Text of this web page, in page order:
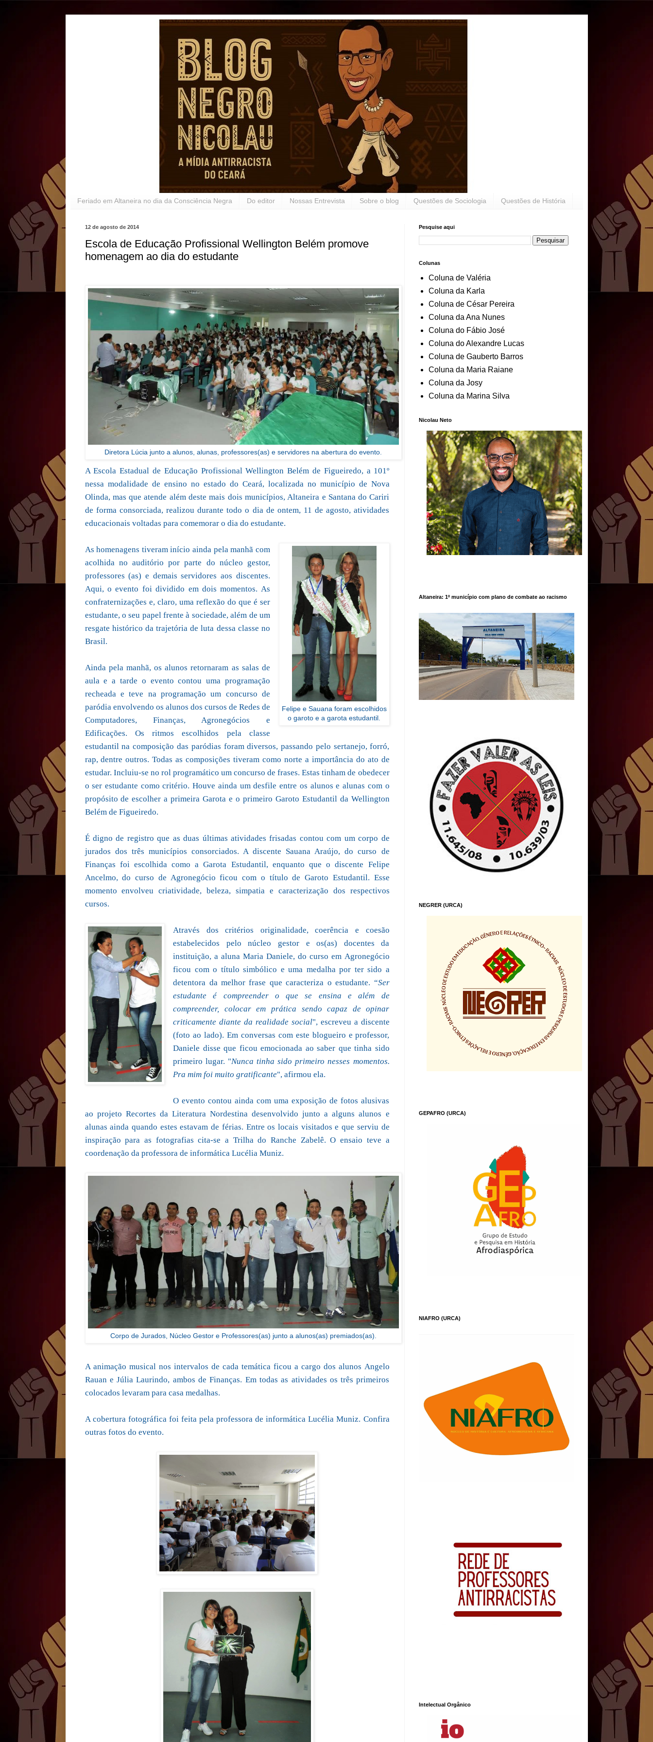
Feriado em Altaneira no dia da Consciência Negra Do editor Nossas Entrevista Sobre o blog Questões de Sociologia Questões de História
12 de agosto de 2014
Escola de Educação Profissional Wellington Belém promove
homenagem ao dia do estudante
Diretora Lúcia junto a alunos, alunas, professores(as) e servidores na abertura do evento.
A Escola Estadual de Educação Profissional Wellington Belém de Figueiredo, a 101º
nessa modalidade de ensino no estado do Ceará, localizada no município de Nova
Olinda, mas que atende além deste mais dois municípios, Altaneira e Santana do Cariri
de forma consorciada, realizou durante todo o dia de ontem, 11 de agosto, atividades
educacionais voltadas para comemorar o dia do estudante.
Felipe e Sauana foram escolhidos
o garoto e a garota estudantil.
As homenagens tiveram início ainda pela manhã com
acolhida no auditório por parte do núcleo gestor,
professores (as) e demais servidores aos discentes.
Aqui, o evento foi dividido em dois momentos. As
confraternizações e, claro, uma reflexão do que é ser
estudante, o seu papel frente à sociedade, além de um
resgate histórico da trajetória de luta dessa classe no
Brasil.
Ainda pela manhã, os alunos retornaram as salas de
aula e a tarde o evento contou uma programação
recheada e teve na programação um concurso de
paródia envolvendo os alunos dos cursos de Redes de
Computadores, Finanças, Agronegócios e
Edificações. Os ritmos escolhidos pela classe
estudantil na composição das paródias foram diversos, passando pelo sertanejo, forró,
rap, dentre outros. Todas as composições tiveram como norte a importância do ato de
estudar. Incluiu-se no rol programático um concurso de frases. Estas tinham de obedecer
o ser estudante como critério. Houve ainda um desfile entre os alunos e alunas com o
propósito de escolher a primeira Garota e o primeiro Garoto Estudantil da Wellington
Belém de Figueiredo.
É digno de registro que as duas últimas atividades frisadas contou com um corpo de
jurados dos três municípios consorciados. A discente Sauana Araújo, do curso de
Finanças foi escolhida como a Garota Estudantil, enquanto que o discente Felipe
Ancelmo, do curso de Agronegócio ficou com o título de Garoto Estudantil. Esse
momento envolveu criatividade, beleza, simpatia e caracterização dos respectivos
cursos.
Através dos critérios originalidade, coerência e coesão
estabelecidos pelo núcleo gestor e os(as) docentes da
instituição, a aluna Maria Daniele, do curso em Agronegócio
ficou com o título simbólico e uma medalha por ter sido a
detentora da melhor frase que caracteriza o estudante. “Ser
estudante é compreender o que se ensina e além de
compreender, colocar em prática sendo capaz de opinar
criticamente diante da realidade social", escreveu a discente
(foto ao lado). Em conversas com este blogueiro e professor,
Daniele disse que ficou emocionada ao saber que tinha sido
primeiro lugar. "Nunca tinha sido primeiro nesses momentos.
Pra mim foi muito gratificante", afirmou ela.
O evento contou ainda com uma exposição de fotos alusivas
ao projeto Recortes da Literatura Nordestina desenvolvido junto a alguns alunos e
alunas ainda quando estes estavam de férias. Entre os locais visitados e que serviu de
inspiração para as fotografias cita-se a Trilha do Ranche Zabelê. O ensaio teve a
coordenação da professora de informática Lucélia Muniz.
Corpo de Jurados, Núcleo Gestor e Professores(as) junto a alunos(as) premiados(as).
A animação musical nos intervalos de cada temática ficou a cargo dos alunos Angelo
Rauan e Júlia Laurindo, ambos de Finanças. Em todas as atividades os três primeiros
colocados levaram para casa medalhas.
A cobertura fotográfica foi feita pela professora de informática Lucélia Muniz. Confira
outras fotos do evento.
Pesquise aqui
Colunas
Coluna de Valéria
Coluna da Karla
Coluna de César Pereira
Coluna da Ana Nunes
Coluna do Fábio José
Coluna do Alexandre Lucas
Coluna de Gauberto Barros
Coluna da Maria Raiane
Coluna da Josy
Coluna da Marina Silva
Nicolau Neto
Altaneira: 1º município com plano de combate ao racismo
NEGRER (URCA)
GEPAFRO (URCA)
NIAFRO (URCA)
Intelectual Orgânico